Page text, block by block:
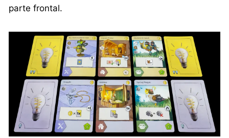
parte frontal.